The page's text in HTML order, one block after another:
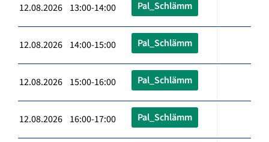
12.08.2026 13:00-14:00 Pal_Schlämm
12.08.2026 14:00-15:00 Pal_Schlämm
12.08.2026 15:00-16:00 Pal_Schlämm
12.08.2026 16:00-17:00 Pal_Schlämm